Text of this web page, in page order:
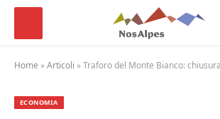
Home »Articoli »Traforo del Monte Bianco: chiusura da lunedì 16
ECONOMIA